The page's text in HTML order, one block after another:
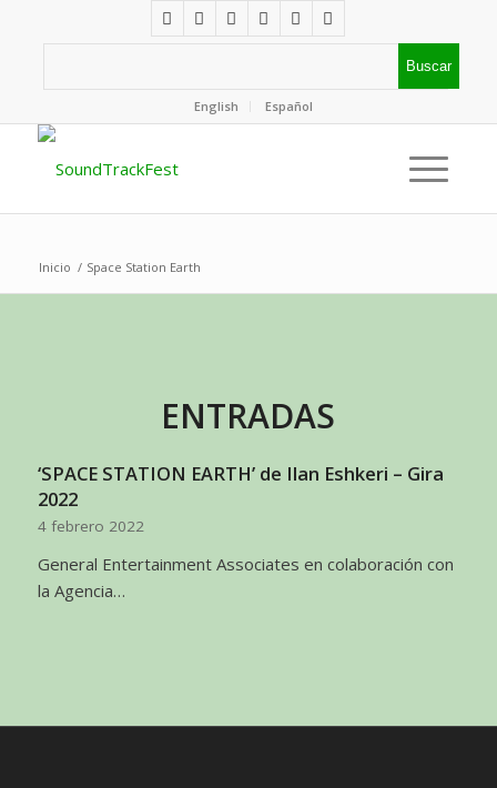
English Español
Inicio / Space Station Earth
ENTRADAS
‘SPACE STATION EARTH’ de Ilan Eshkeri – Gira
2022
4 febrero 2022
General Entertainment Associates en colaboración con
la Agencia…